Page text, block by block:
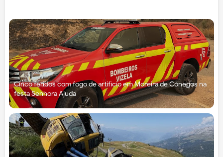
Cinco feridos com fogo de artifício em Moreira de Cónegos na
festa Senhora Ajuda